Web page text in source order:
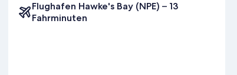
Flughafen Hawke's Bay (NPE) – 13
Fahrminuten